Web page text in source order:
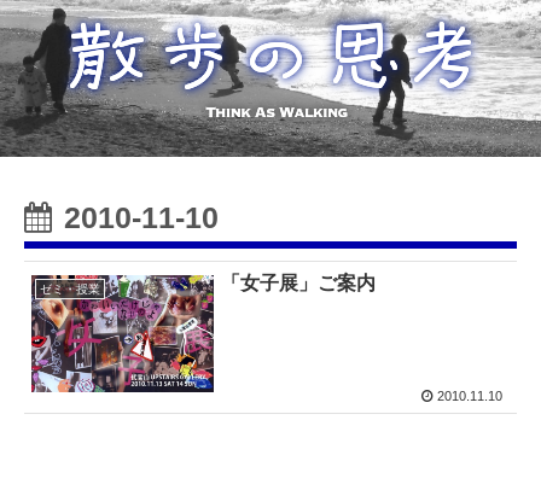
2010-11-10
ゼミ・授業 「女子展」ご案内
2010.11.10